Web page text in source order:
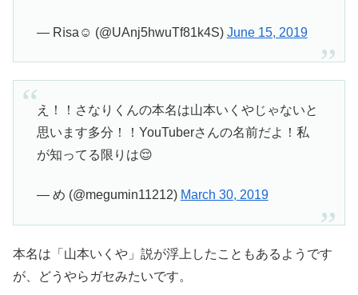
— Rℹ︎sa☺︎ (@UAnj5hwuTf81k4S) June 15, 2019
え！！さなりくんの本名は山本いくやじゃないと
思います多分！！YouTuberさんの名前だよ！私
が知ってる限りは😌
— め (@megumin11212) March 30, 2019
本名は「山本いくや」説が浮上したこともあるようです
が、どうやらガセみたいです。